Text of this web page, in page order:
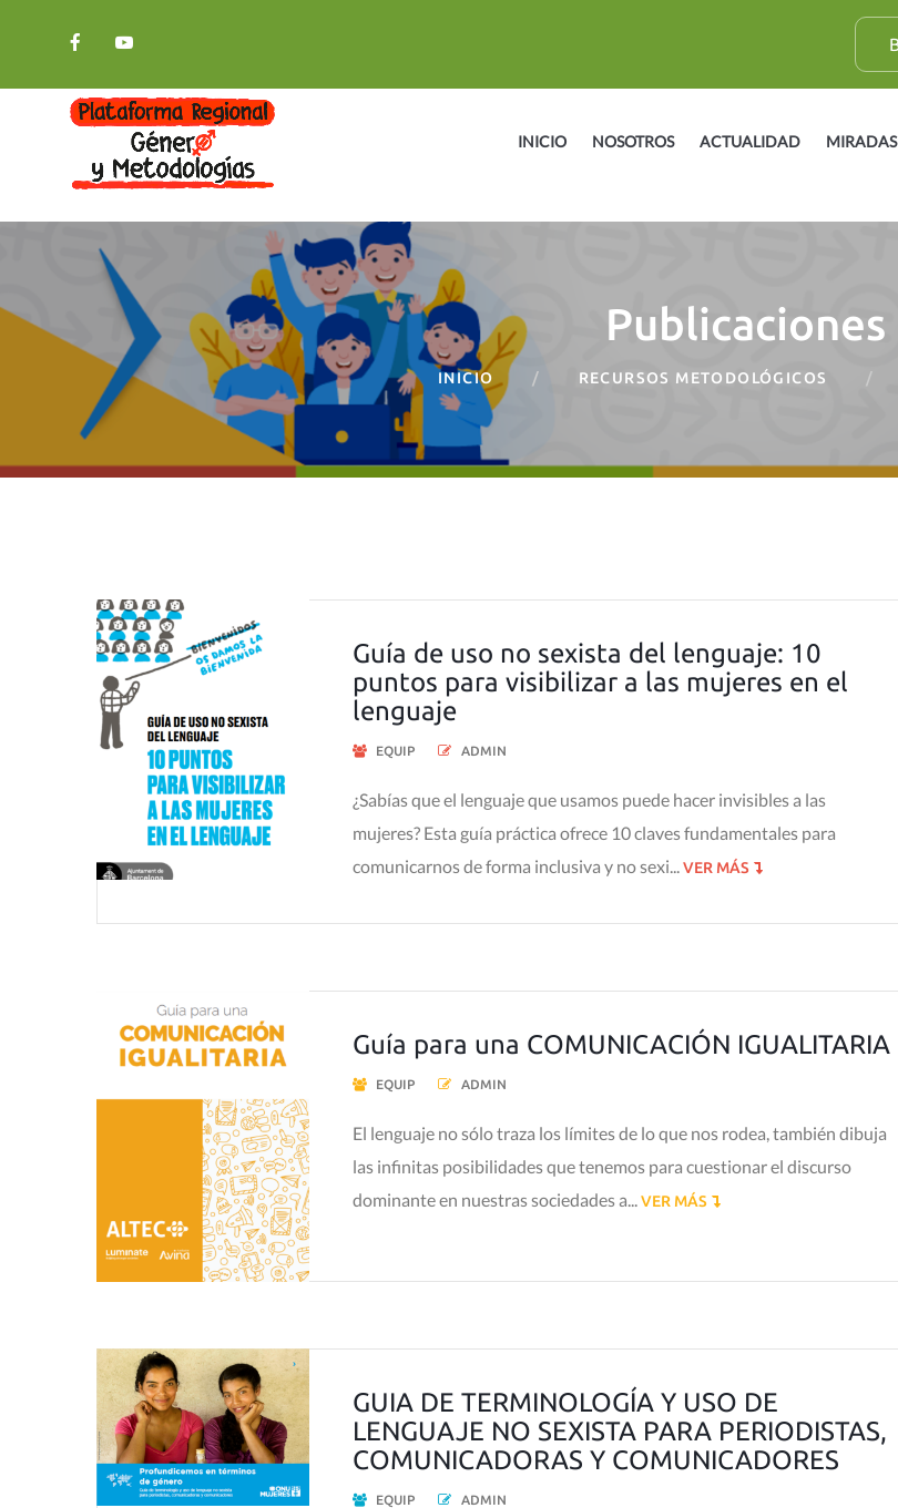
B
u
c
INICIO NOSOTROS ACTUALIDAD MIRADAS
Publicaciones
INICIO RECURSOS METODOLÓGICOS
Guía de uso no sexista del lenguaje: 10
puntos para visibilizar a las mujeres en el
lenguaje
EQUIP ADMIN
¿Sabías que el lenguaje que usamos puede hacer invisibles a las
mujeres? Esta guía práctica ofrece 10 claves fundamentales para
comunicarnos de forma inclusiva y no sexi...VER MÁS
Guía para una COMUNICACIÓN IGUALITARIA
EQUIP ADMIN
El lenguaje no sólo traza los límites de lo que nos rodea, también dibuja
las infinitas posibilidades que tenemos para cuestionar el discurso
dominante en nuestras sociedades a...
VER MÁS
GUIA DE TERMINOLOGÍA Y USO DE
LENGUAJE NO SEXISTA PARA PERIODISTAS,
COMUNICADORAS Y COMUNICADORES
EQUIP ADMIN